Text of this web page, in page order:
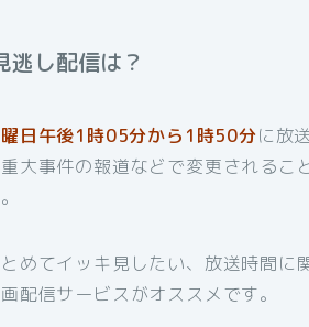
逃し配信は？
日午後1時05分から1時50分に放送
大事件の報道などで変更されるこ
めてイッキ見したい、放送時間に
配信サービスがオススメです。